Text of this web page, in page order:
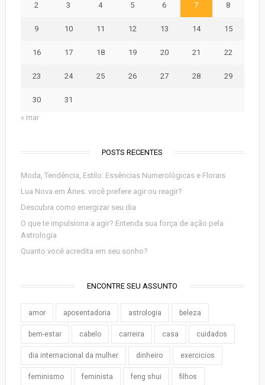
2 3 4 5 6 7 8
9 10 11 12 13 14 15
16 17 18 19 20 21 22
23 24 25 26 27 28 29
30
31
« mar
POSTS RECENTES
Moda, Tendência, Estilo: Essências Numerológicas e Florais
Lua Nova em Áries: você prefere agir ou reagir?
Descubra como energizar seu dia
O que te impulsiona a agir? Entenda sua força de ação pela
Astrologia
Quanto você acredita em seu sonho?
ENCONTRE SEU ASSUNTO
amor aposentadoria astrologia beleza
bem-estar cabelo carreira casa cuidados
dia internacional da mulher dinheiro exercicios
feminismo feminista feng shui filhos